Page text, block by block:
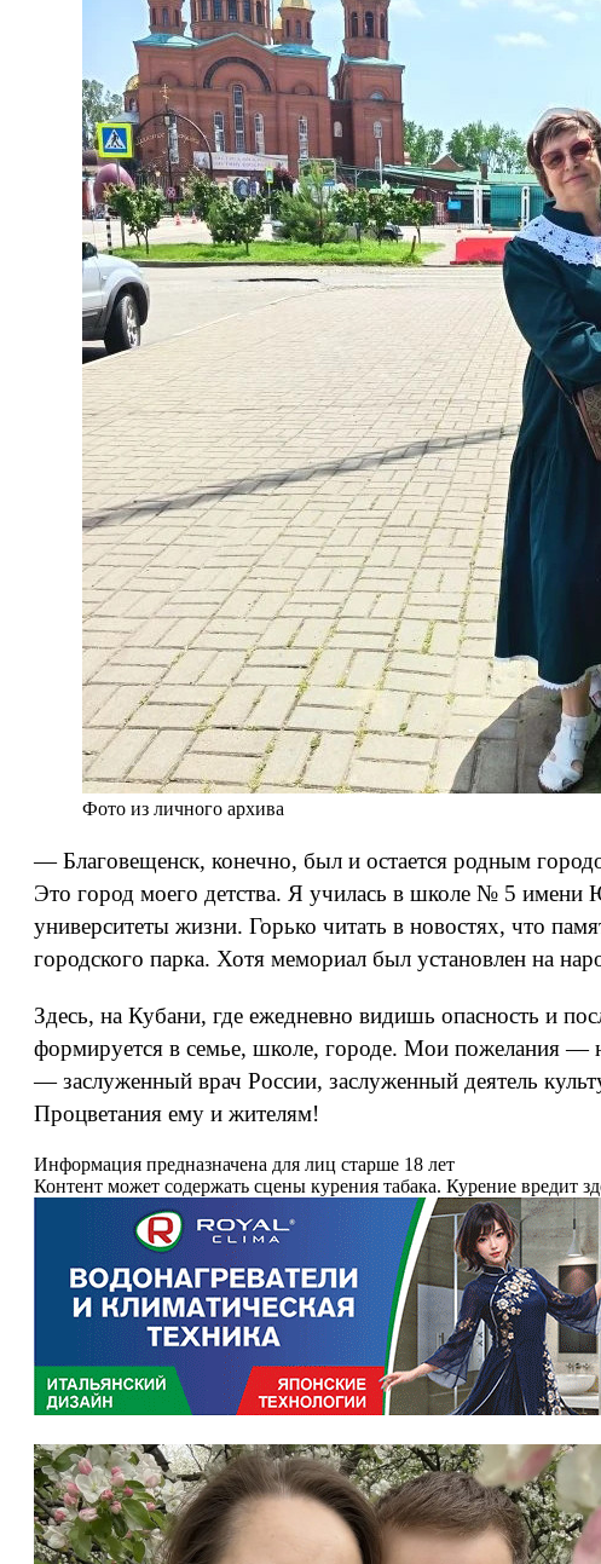
Фото из личного архива
— Благовещенск, конечно, был и остается родным
Это город моего детства. Я училась в школе № 5
университеты жизни. Горько читать в новостях, что
городского парка. Хотя мемориал был установлен на
Здесь, на Кубани, где ежедневно видишь опасность и
формируется в семье, школе, городе. Мои пожелания —
— заслуженный врач России, заслуженный деятель
Процветания ему и жителям!
Информация предназначена для лиц старше 18 лет
Контент может содержать сцены курения табака. Курение вредит